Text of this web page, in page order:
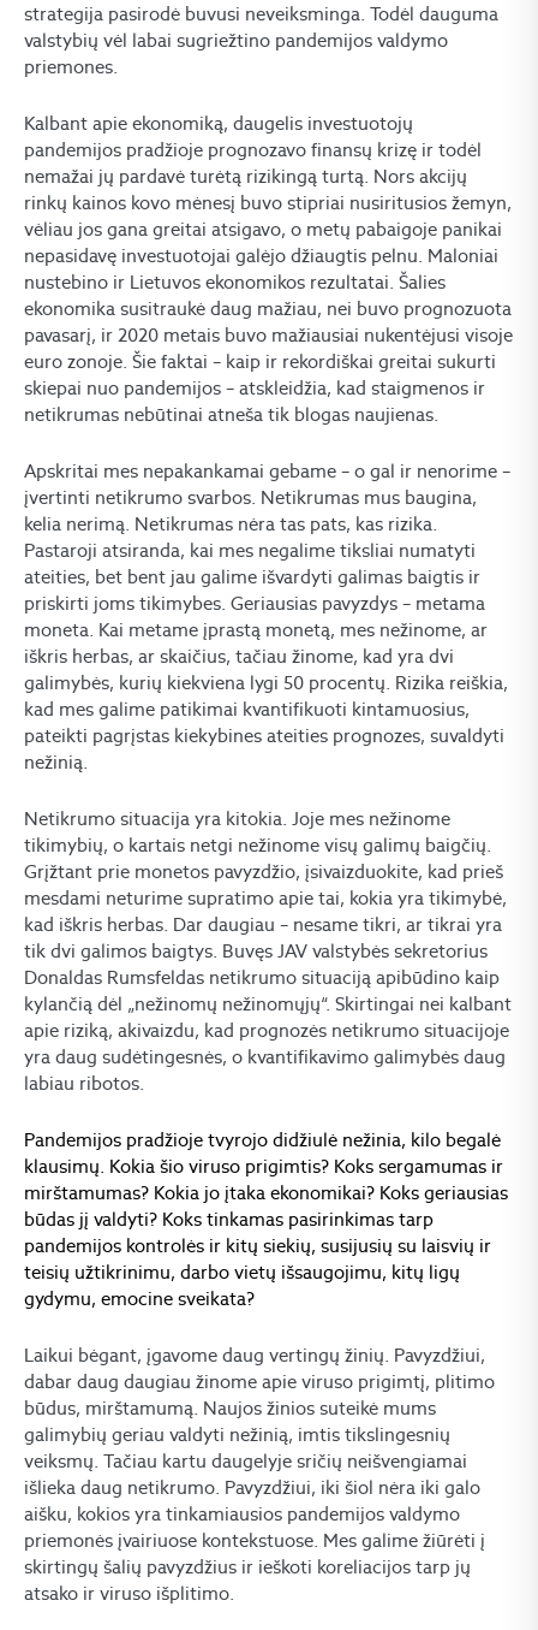
strategija pasirodė buvusi neveiksminga. Todėl dauguma
valstybių vėl labai sugriežtino pandemijos valdymo
priemones.
Kalbant apie ekonomiką, daugelis investuotojų
pandemijos pradžioje prognozavo finansų krizę ir todėl
nemažai jų pardavė turėtą rizikingą turtą. Nors akcijų
rinkų kainos kovo mėnesį buvo stipriai nusiritusios žemyn,
vėliau jos gana greitai atsigavo, o metų pabaigoje panikai
nepasidavę investuotojai galėjo džiaugtis pelnu. Maloniai
nustebino ir Lietuvos ekonomikos rezultatai. Šalies
ekonomika susitraukė daug mažiau, nei buvo prognozuota
pavasarį, ir 2020 metais buvo mažiausiai nukentėjusi visoje
euro zonoje. Šie faktai – kaip ir rekordiškai greitai sukurti
skiepai nuo pandemijos – atskleidžia, kad staigmenos ir
netikrumas nebūtinai atneša tik blogas naujienas.
Apskritai mes nepakankamai gebame – o gal ir nenorime –
įvertinti netikrumo svarbos. Netikrumas mus baugina,
kelia nerimą. Netikrumas nėra tas pats, kas rizika.
Pastaroji atsiranda, kai mes negalime tiksliai numatyti
ateities, bet bent jau galime išvardyti galimas baigtis ir
priskirti joms tikimybes. Geriausias pavyzdys – metama
moneta. Kai metame įprastą monetą, mes nežinome, ar
iškris herbas, ar skaičius, tačiau žinome, kad yra dvi
galimybės, kurių kiekviena lygi 50 procentų. Rizika reiškia,
kad mes galime patikimai kvantifikuoti kintamuosius,
pateikti pagrįstas kiekybines ateities prognozes, suvaldyti
nežinią.
Netikrumo situacija yra kitokia. Joje mes nežinome
tikimybių, o kartais netgi nežinome visų galimų baigčių.
Grįžtant prie monetos pavyzdžio, įsivaizduokite, kad prieš
mesdami neturime supratimo apie tai, kokia yra tikimybė,
kad iškris herbas. Dar daugiau – nesame tikri, ar tikrai yra
tik dvi galimos baigtys. Buvęs JAV valstybės sekretorius
Donaldas Rumsfeldas netikrumo situaciją apibūdino kaip
kylančią dėl „nežinomų nežinomųjų“. Skirtingai nei kalbant
apie riziką, akivaizdu, kad prognozės netikrumo situacijoje
yra daug sudėtingesnės, o kvantifikavimo galimybės daug
labiau ribotos.
Pandemijos pradžioje tvyrojo didžiulė nežinia, kilo begalė
klausimų. Kokia šio viruso prigimtis? Koks sergamumas ir
mirštamumas? Kokia jo įtaka ekonomikai? Koks geriausias
būdas jį valdyti? Koks tinkamas pasirinkimas tarp
pandemijos kontrolės ir kitų siekių, susijusių su laisvių ir
teisių užtikrinimu, darbo vietų išsaugojimu, kitų ligų
gydymu, emocine sveikata?
Laikui bėgant, įgavome daug vertingų žinių. Pavyzdžiui,
dabar daug daugiau žinome apie viruso prigimtį, plitimo
būdus, mirštamumą. Naujos žinios suteikė mums
galimybių geriau valdyti nežinią, imtis tikslingesnių
veiksmų. Tačiau kartu daugelyje sričių neišvengiamai
išlieka daug netikrumo. Pavyzdžiui, iki šiol nėra iki galo
aišku, kokios yra tinkamiausios pandemijos valdymo
priemonės įvairiuose kontekstuose. Mes galime žiūrėti į
skirtingų šalių pavyzdžius ir ieškoti koreliacijos tarp jų
atsako ir viruso išplitimo.